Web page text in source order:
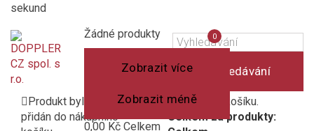
sekund
Vyhledávání
Košík
(prázdný)
Žádné produkty
Zobrazit více
Zobrazit méně
0,00 Kč Celkem
Produkt byl úspěšně
přidán do nákupního
1 produkt v košíku.
Celkem za produkty:
Porovnání
produktů
0